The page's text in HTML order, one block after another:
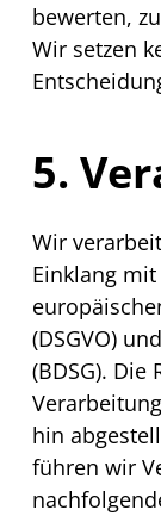
bewerten,
Wir setzen
5.
Wir
Einklang
(DSGVO)
(BDSG).
hin
führen wir